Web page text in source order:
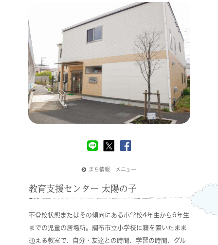
まち情報 メニュー
教育支援センター 太陽の子
不登校状態またはその傾向にある小学校4年生から6年生
までの児童の居場所。調布市立小学校に籍を置いたまま
通える教室で、自分・友達との時間、学習の時間、グル